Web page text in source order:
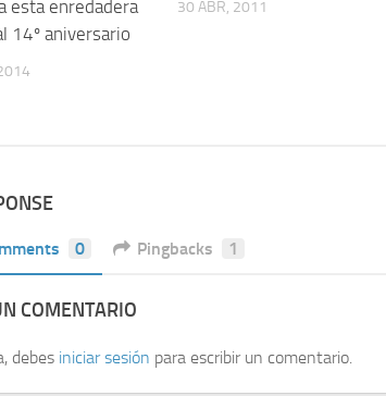
esta enredadera
14º aniversario
30 ABR, 2011
0 Pingbacks 1
COMENTARIO
debes iniciar sesión para escribir un comentario.